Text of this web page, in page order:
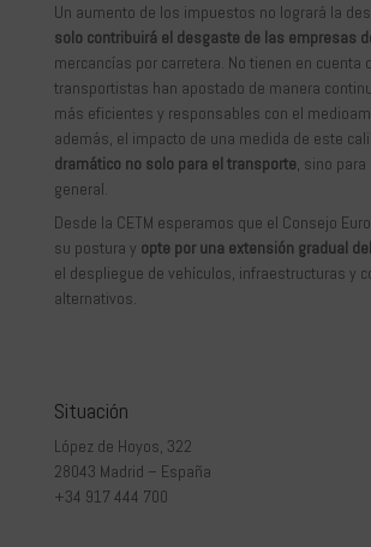
Un aumento de los impuestos no logrará la
solo contribuirá el desgaste de las empresas
mercancías por carretera. No tienen en cuenta
transportistas han apostado de manera
más eficientes y responsables con el
además, el impacto de una medida de este
dramático no solo para el transporte, sino
general.
Desde la CETM esperamos que el Consejo
su postura y opte por una extensión gradual
el despliegue de vehículos, infraestructuras y
alternativos.
Situación
López de Hoyos, 322
28043 Madrid – España
+34 917 444 700